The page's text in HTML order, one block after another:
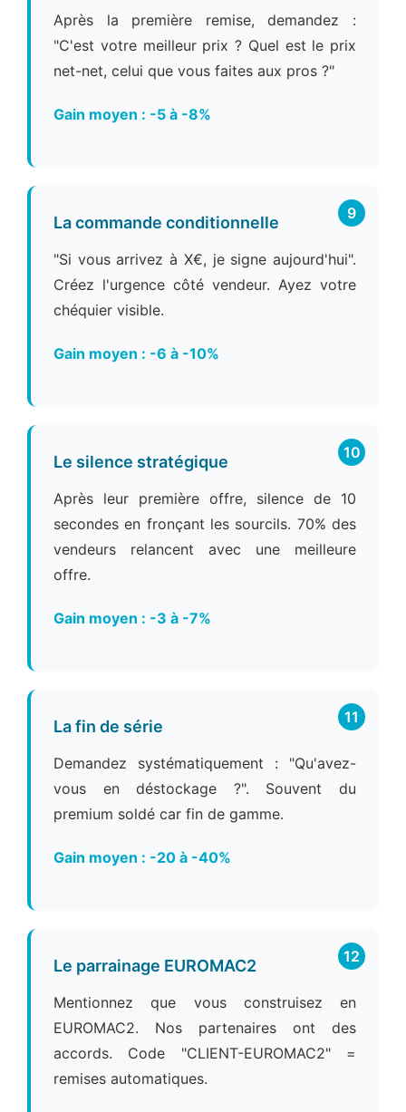
Après la première remise, demandez :
"C'est votre meilleur prix ? Quel est le prix
net-net, celui que vous faites aux pros ?"
Gain moyen : -5 à -8%
9
La commande conditionnelle
"Si vous arrivez à X€, je signe aujourd'hui".
Créez l'urgence côté vendeur. Ayez votre
chéquier visible.
Gain moyen : -6 à -10%
10
Le silence stratégique
Après leur première offre, silence de 10
secondes en fronçant les sourcils. 70% des
vendeurs relancent avec une meilleure
offre.
Gain moyen : -3 à -7%
11
La fin de série
Demandez systématiquement : "Qu'avez-
vous en déstockage ?". Souvent du
premium soldé car fin de gamme.
Gain moyen : -20 à -40%
12
Le parrainage EUROMAC2
Mentionnez que vous construisez en
EUROMAC2. Nos partenaires ont des
accords. Code "CLIENT-EUROMAC2" =
remises automatiques.